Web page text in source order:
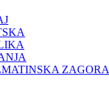
ZAGORA